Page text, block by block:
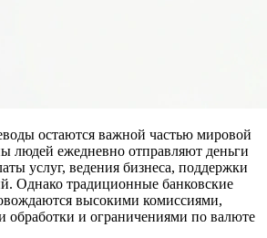
остаются важной частью мировой
людей ежедневно отправляют деньги
услуг, ведения бизнеса, поддержки
Однако традиционные банковские
высокими комиссиями,
обработки и ограничениями по валюте